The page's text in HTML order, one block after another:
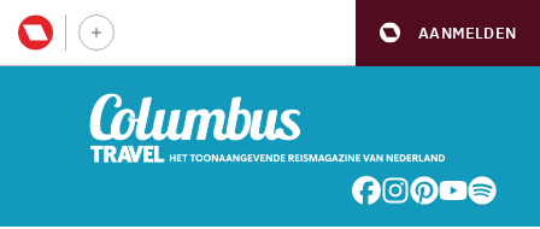
AANMELDEN